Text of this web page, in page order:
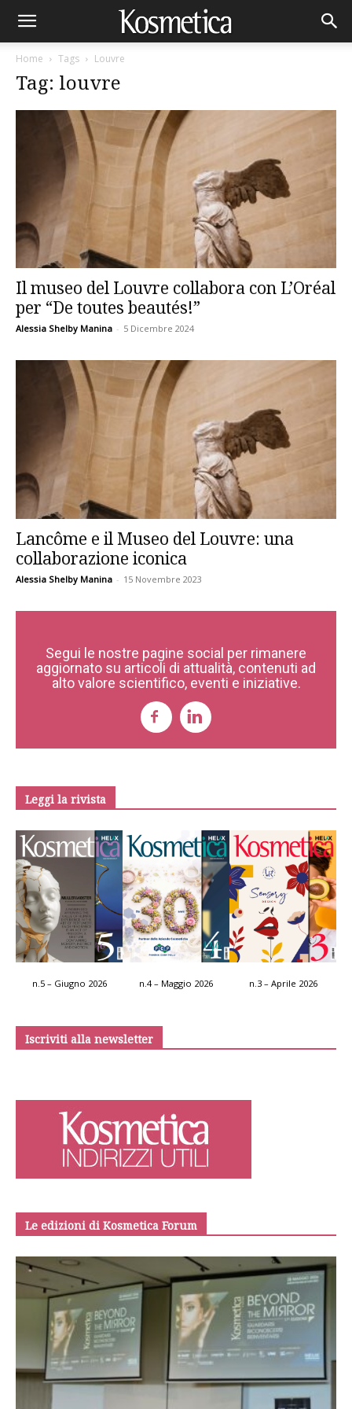
Home Tags Louvre
Tag: louvre
Il museo del Louvre collabora con L’Oréal
per “De toutes beautés!”
Alessia Shelby Manina - 5 Dicembre 2024
Lancôme e il Museo del Louvre: una
collaborazione iconica
Alessia Shelby Manina - 15 Novembre 2023
Segui le nostre pagine social per rimanere
aggiornato su articoli di attualità, contenuti ad
alto valore scientifico, eventi e iniziative.
Leggi la rivista
n.5 – Giugno 2026 n.4 – Maggio 2026 n.3 – Aprile 2026
Iscriviti alla newsletter
Le edizioni di Kosmetica Forum